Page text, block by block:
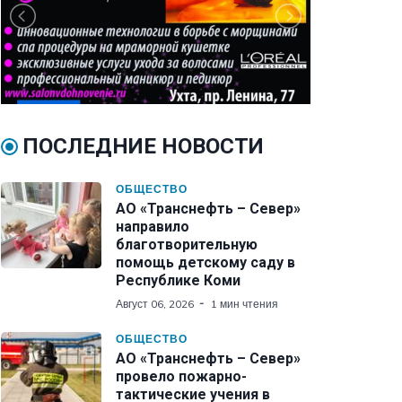
ПОСЛЕДНИЕ НОВОСТИ
ОБЩЕСТВО
АО «Транснефть – Север»
направило
благотворительную
помощь детскому саду в
Республике Коми
Август 06, 2026 1 мин чтения
ОБЩЕСТВО
АО «Транснефть – Север»
провело пожарно-
тактические учения в